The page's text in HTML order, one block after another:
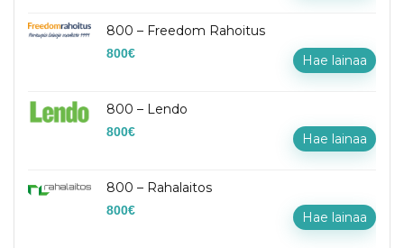
800 – Freedom Rahoitus
800€ Hae lainaa
800 – Lendo
800€ Hae lainaa
800 – Rahalaitos
800€ Hae lainaa